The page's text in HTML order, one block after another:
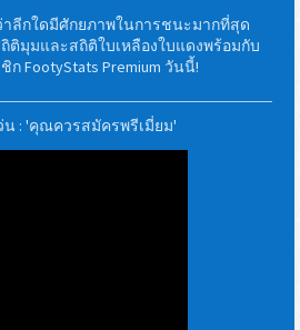
าลีกใดมีศักยภาพในการชนะมากที่สุด
มุมและสถิติใบเหลืองใบแดงพร้อมกับ
ก FootyStats Premium วันนี้!
น : 'คุณควรสมัครพรีเมี่ยม'